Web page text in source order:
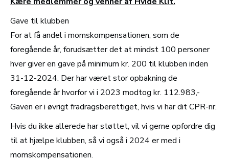
Gave til klubben
For at få andel i momskompensationen, som de
foregående år, forudsætter det at mindst 100 personer
hver giver en gave på minimum kr. 200 til klubben inden
31-12-2024. Der har været stor opbakning de
foregående år hvorfor vi i 2023 modtog kr. 112.983,-
Gaven er i øvrigt fradragsberettiget, hvis vi har dit CPR-nr.
Hvis du ikke allerede har støttet, vil vi gerne opfordre dig
til at hjælpe klubben, så vi også i 2024 er med i
momskompensationen.